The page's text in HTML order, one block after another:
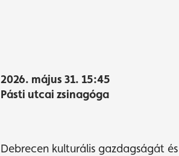
2026. május 31. 15:45
Pásti utcai zsinagóga
Debrecen kulturális gazdagságát